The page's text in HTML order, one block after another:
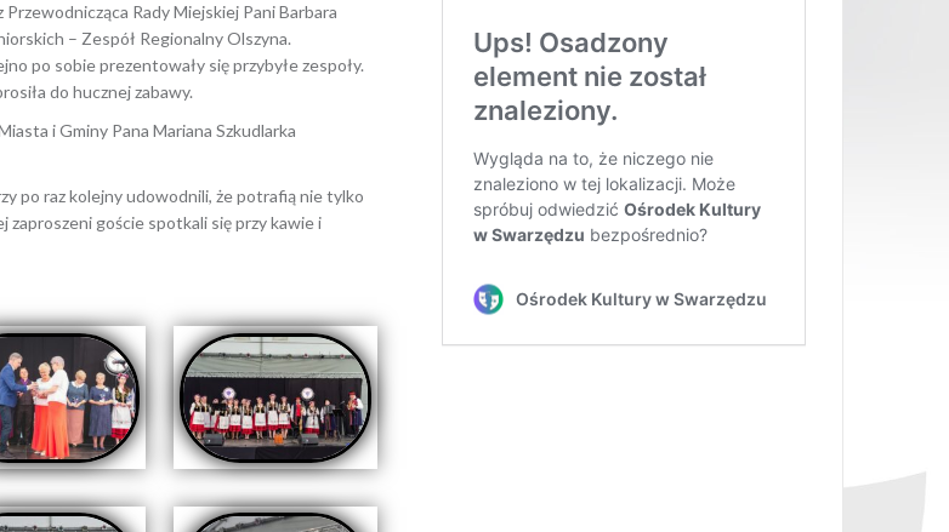
Rady Miejskiej Pani Barbara
– Zespół Regionalny Olszyna.
po sobie prezentowały się przybyłe zespoły.
do hucznej zabawy.
i Gminy Pana Mariana Szkudlarka
po raz kolejny udowodnili, że potrafią nie tylko
zaproszeni goście spotkali się przy kawie i